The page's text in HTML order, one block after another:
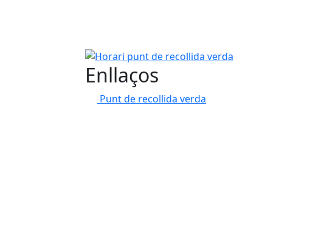
Horari punt de recollida verda
Enllaços
Punt de recollida verda